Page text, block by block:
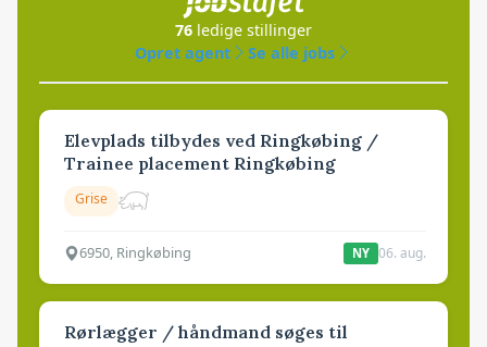
76 ledige stillinger
Opret agent
Se alle jobs
Elevplads tilbydes ved Ringkøbing /
Trainee placement Ringkøbing
Grise
6950, Ringkøbing NY 06. aug.
Rørlægger / håndmand søges til